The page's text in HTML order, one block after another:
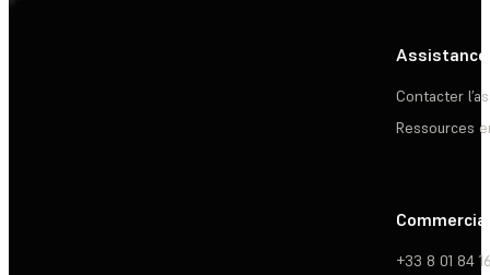
Assistance
Contacter
Ressources
Commercial
+33 8 01 84